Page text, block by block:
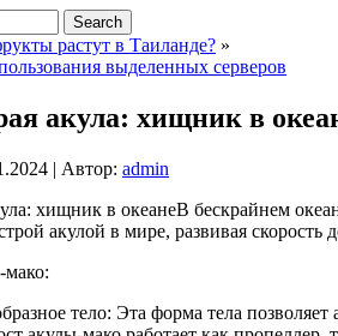
растут в Таиланде? »
выделенных серверов
акула: хищник в
| Автор: admin
В бескрайнем
акулой в мире, развивая скорость
мако:
тело: Эта форма тела позволяет